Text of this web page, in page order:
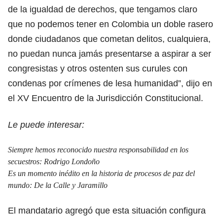
de la igualdad de derechos, que tengamos claro
que no podemos tener en Colombia un doble rasero
donde ciudadanos que cometan delitos, cualquiera,
no puedan nunca jamás presentarse a aspirar a ser
congresistas y otros ostenten sus curules con
condenas por crímenes de lesa humanidad”, dijo en
el XV Encuentro de la Jurisdicción Constitucional.
Le puede interesar:
Siempre hemos reconocido nuestra responsabilidad en los
secuestros: Rodrigo Londoño
Es un momento inédito en la historia de procesos de paz del
mundo: De la Calle y Jaramillo
El mandatario agregó que esta situación configura